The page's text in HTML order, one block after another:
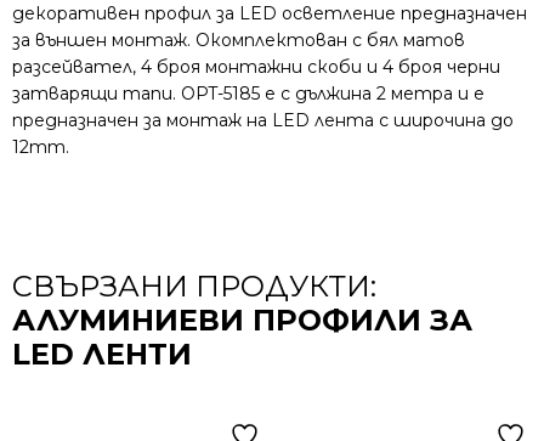
декоративен профил за LED осветление предназначен
за външен монтаж. Окомплектован с бял матов
разсейвател, 4 броя монтажни скоби и 4 броя черни
затварящи тапи. OPT-5185 е с дължина 2 метра и е
предназначен за монтаж на LED лента с широчина до
12mm.
СВЪРЗАНИ ПРОДУКТИ:
АЛУМИНИЕВИ ПРОФИЛИ ЗА
LED ЛЕНТИ